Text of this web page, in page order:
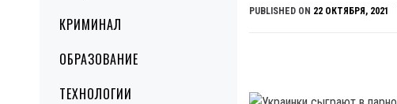
КРИМИНАЛ
ОБРАЗОВАНИЕ
ТЕХНОЛОГИИ
PUBLISHED ON 22 ОКТЯБРЯ, 2021